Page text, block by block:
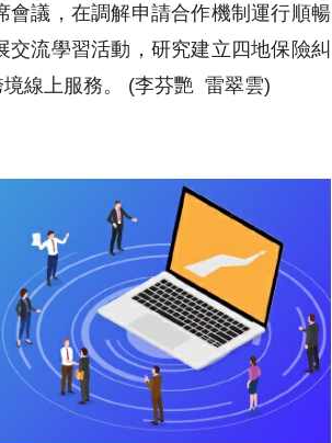
議，在調解申請合作機制運行順暢
流學習活動，研究建立四地保險糾
線上服務。 (李芬艷 雷翠雲)